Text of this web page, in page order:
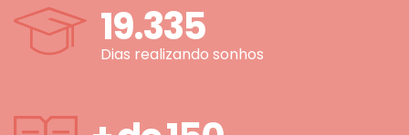
19.335
Dias realizando sonhos